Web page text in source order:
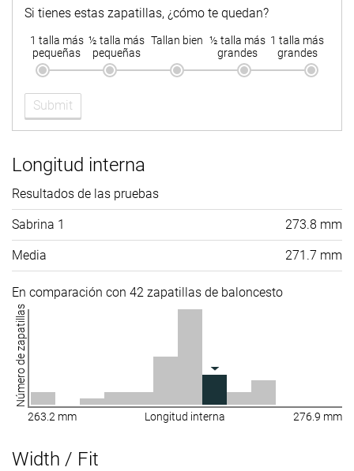
Si tienes estas zapatillas, ¿cómo te quedan?
1 talla más
pequeñas
½ talla más
pequeñas
Tallan bien ½ talla más
grandes
1 talla más
grandes
Submit
Longitud interna
Resultados de las pruebas
Sabrina 1 273.8 mm
Media 271.7 mm
En comparación con 42 zapatillas de baloncesto
Número de zapatillas
263.2 mm Longitud interna 276.9 mm
Width / Fit